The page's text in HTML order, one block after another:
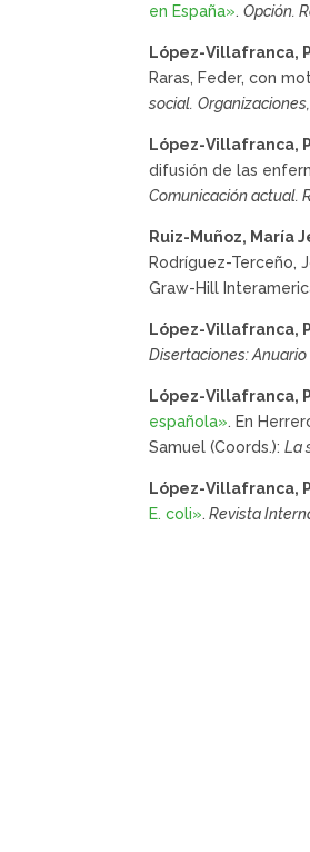
en España».Opción.
López-Villafranca,
Raras, Feder, con
social.
López-Villafranca,
difusión de las
Comunicación actual.
Ruiz-Muñoz, María
Rodríguez-Terceño,
Graw-Hill
López-Villafranca,
Disertaciones:
López-Villafranca,
española». En
Samuel (Coords.):La
López-Villafranca,
E. coli». Revista